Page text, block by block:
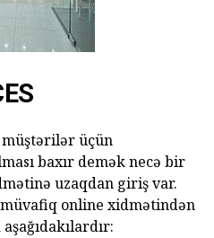
üçün
baxır demək necə bir
uzaqdan giriş var.
online xidmətindən